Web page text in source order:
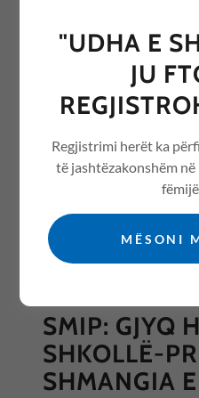
NGA ARSIMI
All Posts
SMIP: GJYQ
SHKOLLË-
SHMANGIA
"UDHA E
JU
Regjistrimi herët ka
të jashtëzakonshëm
MËSONI